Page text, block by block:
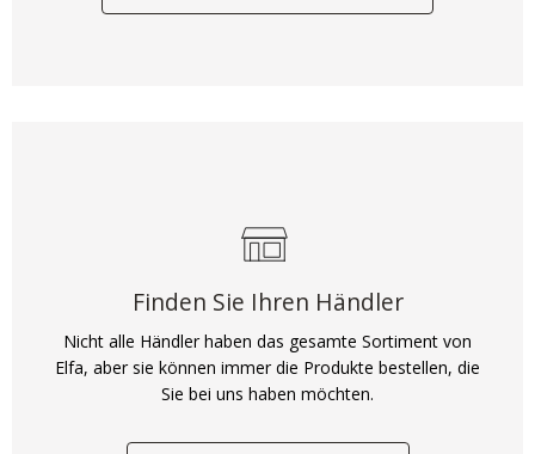
Finden Sie Ihren Händler
Nicht alle Händler haben das gesamte Sortiment von
Elfa, aber sie können immer die Produkte bestellen, die
Sie bei uns haben möchten.